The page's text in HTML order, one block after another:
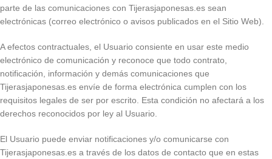
parte de las comunicaciones con Tijerasjaponesas.es sean
electrónicas (correo electrónico o avisos publicados en el Sitio Web).
A efectos contractuales, el Usuario consiente en usar este medio
electrónico de comunicación y reconoce que todo contrato,
notificación, información y demás comunicaciones que
Tijerasjaponesas.es envíe de forma electrónica cumplen con los
requisitos legales de ser por escrito. Esta condición no afectará a los
derechos reconocidos por ley al Usuario.
El Usuario puede enviar notificaciones y/o comunicarse con
Tijerasjaponesas.es a través de los datos de contacto que en estas